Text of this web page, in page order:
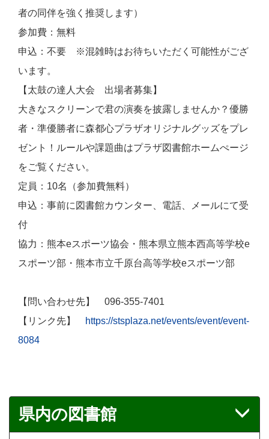
者の同伴を強く推奨します）
参加費：無料
申込：不要 ※混雑時はお待ちいただく可能性がござ
います。
【太鼓の達人大会 出場者募集】
大きなスクリーンで君の演奏を披露しませんか？優勝
者・準優勝者に森都心プラザオリジナルグッズをプレ
ゼント！ルールや課題曲はプラザ図書館ホームぺージ
をご覧ください。
定員：10名（参加費無料）
申込：事前に図書館カウンター、電話、メールにて受
付
協力：熊本eスポーツ協会・熊本県立熊本西高等学校e
スポーツ部・熊本市立千原台高等学校eスポーツ部
【問い合わせ先】 096-355-7401
【リンク先】
https://stsplaza.net/events/event/event-
8084
県内の図書館